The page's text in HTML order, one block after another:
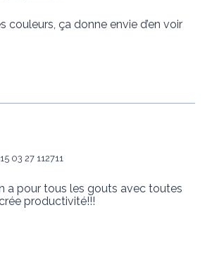
couleurs, ça donne envie d’en voir
03 27 112711
a pour tous les gouts avec toutes
productivité!!!